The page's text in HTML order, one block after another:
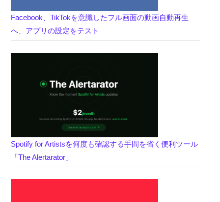
Facebook、TikTokを意識したフル画面の動画自動再生
へ、アプリの設定をテスト
Spotify for Artistsを何度も確認する手間を省く便利ツール
「The Alertarator」